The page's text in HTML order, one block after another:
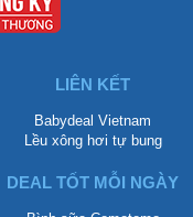
LIÊN KẾT
Babydeal Vietnam
Lều xông hơi tự bung
DEAL TỐT MỖI NGÀY